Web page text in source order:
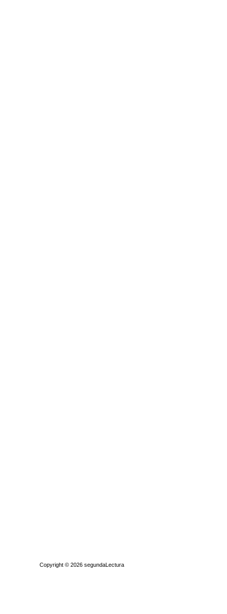
Copyright © 2026 segundaLectura